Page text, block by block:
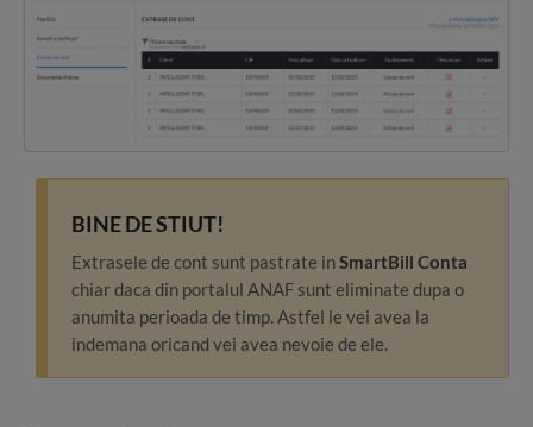
BINE DE STIUT!
Extrasele de cont sunt pastrate inSmartBill Conta
chiar daca din portalul ANAF sunt eliminate dupa o
anumita perioada de timp. Astfel le vei avea la
indemana oricand vei avea nevoie de ele.